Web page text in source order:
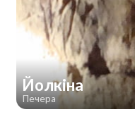
Йолкіна
Печера